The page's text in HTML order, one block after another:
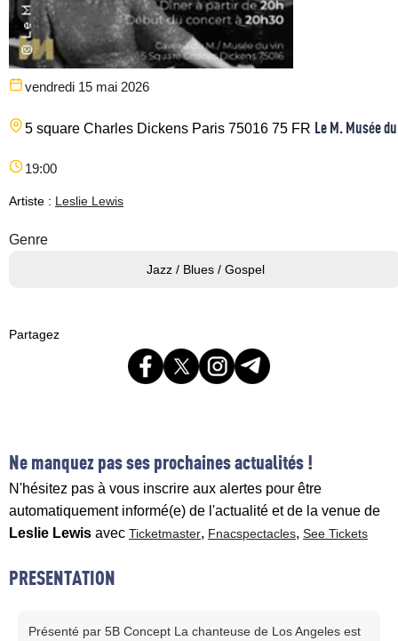
vendredi 15 mai 2026
5 square Charles Dickens Paris 75016 75 FR Le M. Musée
19:00
Artiste : Leslie Lewis
Genre
Jazz / Blues / Gospel
Partagez
Ne manquez pas ses prochaines actualités !
N'hésitez pas à vous inscrire aux alertes pour être
automatiquement informé(e) de l'actualité et de la venue de
Leslie Lewis avec Ticketmaster, Fnacspectacles, See Tickets
PRESENTATION
Présenté par 5B Concept La chanteuse de Los Angeles est